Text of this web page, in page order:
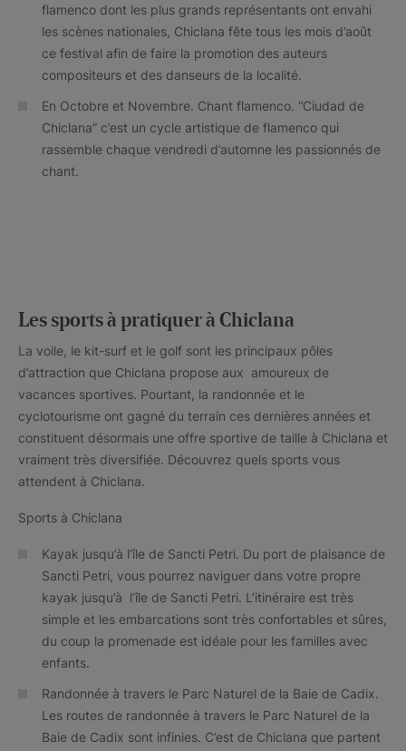
flamenco dont les plus grands représentants ont envahi
les scènes nationales, Chiclana fête tous les mois d’août
ce festival afin de faire la promotion des auteurs
compositeurs et des danseurs de la localité.
En Octobre et Novembre. Chant flamenco. “Ciudad de
Chiclana” c’est un cycle artistique de flamenco qui
rassemble chaque vendredi d’automne les passionnés de
chant.
Les sports à pratiquer à Chiclana
La voile, le kit-surf et le golf sont les principaux pôles
d’attraction que Chiclana propose aux amoureux de
vacances sportives. Pourtant, la randonnée et le
cyclotourisme ont gagné du terrain ces dernières années et
constituent désormais une offre sportive de taille à Chiclana et
vraiment très diversifiée. Découvrez quels sports vous
attendent à Chiclana.
Sports à Chiclana
Kayak jusqu’à l’île de Sancti Petri. Du port de plaisance de
Sancti Petri, vous pourrez naviguer dans votre propre
kayak jusqu’à l’île de Sancti Petri. L’itinéraire est très
simple et les embarcations sont très confortables et sûres,
du coup la promenade est idéale pour les familles avec
enfants.
Randonnée à travers le Parc Naturel de la Baie de Cadix.
Les routes de randonnée à travers le Parc Naturel de la
Baie de Cadix sont infinies. C’est de Chiclana que partent